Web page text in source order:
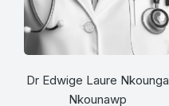
Dr Edwige Laure Nkounga
Nkounawp